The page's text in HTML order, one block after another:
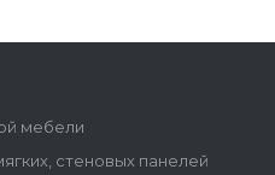
мебели
стеновых панелей